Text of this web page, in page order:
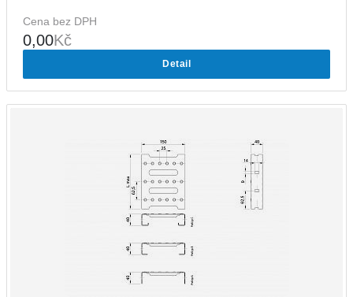
Cena bez DPH
0,00Kč
Detail